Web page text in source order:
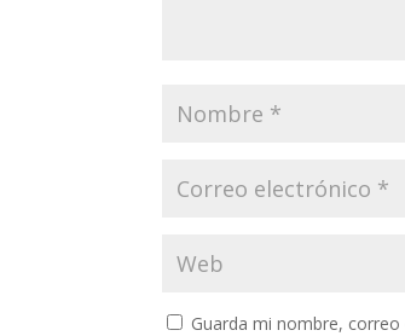
Guarda mi nombre,